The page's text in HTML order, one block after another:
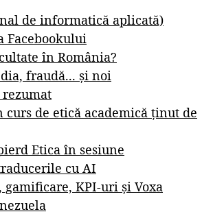
de informatică aplicată)
Facebookului
în România?
fraudă... și noi
curs de etică academică ținut de
Etica în sesiune
cu AI
KPI-uri și Voxa